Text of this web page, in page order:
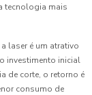
tecnologia mais
laser é um atrativo
investimento inicial
de corte, o retorno é
consumo de